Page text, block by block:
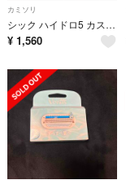
カミソリ
シック ハイドロ5 カスタム 替刃8個／正規品、ケース2個付き
¥ 1,560